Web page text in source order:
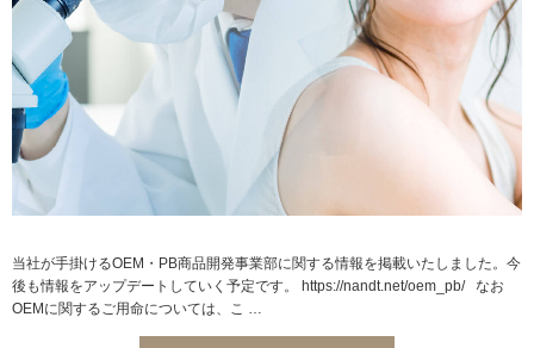
当社が手掛けるOEM・PB商品開発事業部に関する情報を掲載いたしました。今
後も情報をアップデートしていく予定です。 https://nandt.net/oem_pb/ なお
OEMに関するご用命については、こ …